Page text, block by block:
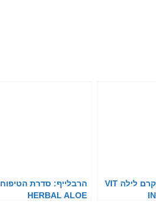
היקארי: קרם לילה VIT
הרבלייף: סדרת הטיפוח
HERBAL ALOE